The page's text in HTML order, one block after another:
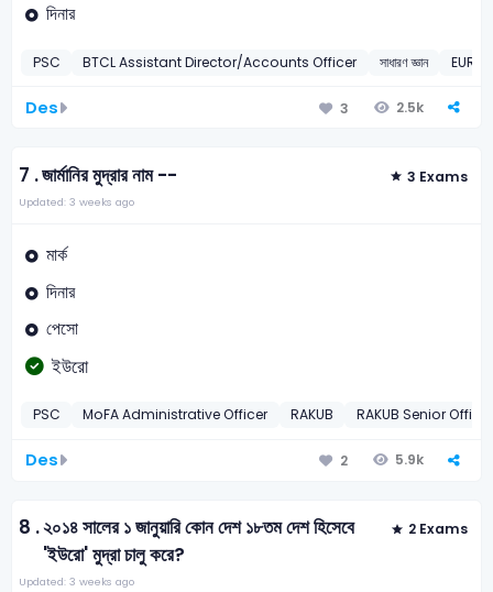
দিনার
PSC BTCL Assistant Director/Accounts Officer সাধারণ জ্ঞান EURO
Des 3 2.5k
7 .জার্মানির মুদ্রার নাম -- 3 Exams
Updated: 3 weeks ago
মার্ক
দিনার
পেসো
ইউরো
PSC MoFA Administrative Officer RAKUB RAKUB Senior
Des 2 5.9k
8 .২০১৪ সালের ১ জানুয়ারি কোন দেশ ১৮তম দেশ হিসেবে
'ইউরো' মুদ্রা চালু করে?
2 Exams
Updated: 3 weeks ago